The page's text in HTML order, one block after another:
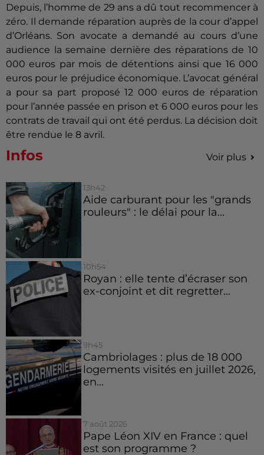
Depuis, l’homme de 29 ans a dû tout recommencer à
zéro. Il demande réparation auprès de la cour d’appel
d’Orléans. Son avocate a demandé au cours d’une
audience la semaine dernière des réparations de 10
000 euros par mois de détentions ainsi que 16 000
euros pour le préjudice économique. L’avocat général
a pour sa part proposé 12 000 euros de réparation
pour l’année passée en prison et 6 000 euros pour les
contrats de travail qui ont été perdus. La décision doit
être rendue le 8 avril.
Infos Voir plus
13h42
Aide carburant pour les "grands
rouleurs" : le délai pour la...
10h54
Royan : elle tente d’écraser son
ex-conjoint et dit regretter...
9h45
Cambriolages : plus de 18 000
logements visités en juillet 2026,
en...
7 août 2026
Pape Léon XIV en France : quel
est son programme ?